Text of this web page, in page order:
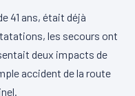
41 ans, était déjà
les secours ont
deux impacts de
accident de la route